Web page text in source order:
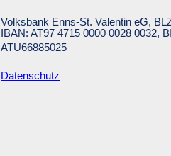
Volksbank Enns-St. Valentin eG,
IBAN: AT97 4715 0000 0028 0032,
ATU66885025
Datenschutz